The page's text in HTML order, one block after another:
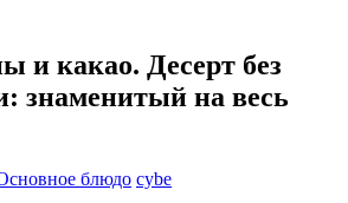
и какао. Десерт без
знаменитый на весь
блюдо cybe